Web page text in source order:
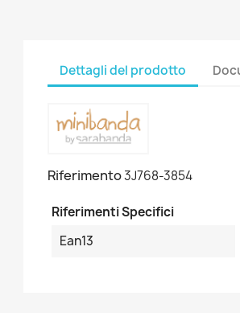
Dettagli del prodotto
Riferimento3J768-3854
Riferimenti Specifici
Ean13